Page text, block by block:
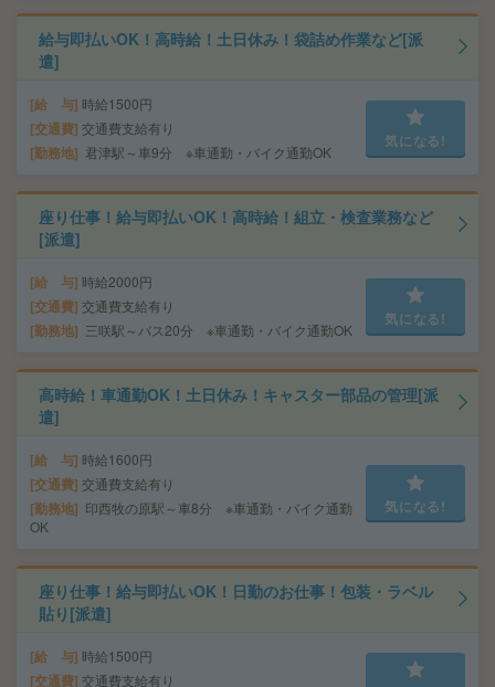
給与即払いOK！高時給！土日休み！袋詰め作業など[派
遣]
給 与 時給1500円
交通費 交通費支給有り
勤務地 君津駅～車9分 ※車通勤・バイク通勤OK
気になる!
座り仕事！給与即払いOK！高時給！組立・検査業務など
[派遣]
給 与 時給2000円
交通費 交通費支給有り
勤務地 三咲駅～バス20分 ※車通勤・バイク通勤OK
気になる!
高時給！車通勤OK！土日休み！キャスター部品の管理[派
遣]
給 与 時給1600円
交通費 交通費支給有り
勤務地
印西牧の原駅～車8分 ※車通勤・バイク通勤
OK
気になる!
座り仕事！給与即払いOK！日勤のお仕事！包装・ラベル
貼り[派遣]
給 与 時給1500円
交通費 交通費支給有り